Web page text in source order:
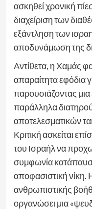
ασκηθεί χρονική
διαχείριση των
εξάντληση των
αποδυνάμωση της
Αντίθετα, η Χαμάς
απαραίτητα εφόδια
παρουσιάζοντας μια
παράλληλα
αποτελεσματικών
Κριτική ασκείται
του Ισραήλ να
συμφωνία
αποφασιστική νίκη.
ανθρωπιστικής
οργανώσει μια